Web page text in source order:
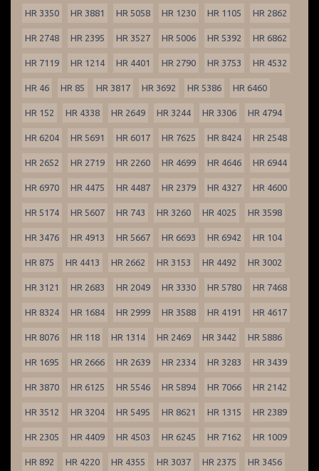
HR 3350 HR 3881 HR 5058 HR 1230 HR 1105 HR 2862
HR 2748 HR 2395 HR 3527 HR 5006 HR 5392 HR 6862
HR 7119 HR 1214 HR 4401 HR 2790 HR 3753 HR 4532
HR 46 HR 85 HR 3817 HR 3692 HR 5386 HR 6460
HR 152 HR 4338 HR 2649 HR 3244 HR 3306 HR 4794
HR 6204 HR 5691 HR 6017 HR 7625 HR 8424 HR 2548
HR 2652 HR 2719 HR 2260 HR 4699 HR 4646 HR 6944
HR 6970 HR 4475 HR 4487 HR 2379 HR 4327 HR 4600
HR 5174 HR 5607 HR 743 HR 3260 HR 4025 HR 3598
HR 3476 HR 4913 HR 5667 HR 6693 HR 6942 HR 104
HR 875 HR 4413 HR 2662 HR 3153 HR 4492 HR 3002
HR 3121 HR 2683 HR 2049 HR 3330 HR 5780 HR 7468
HR 8324 HR 1684 HR 2999 HR 3588 HR 4191 HR 4617
HR 8076 HR 118 HR 1314 HR 2469 HR 3442 HR 5886
HR 1695 HR 2666 HR 2639 HR 2334 HR 3283 HR 3439
HR 3870 HR 6125 HR 5546 HR 5894 HR 7066 HR 2142
HR 3512 HR 3204 HR 5495 HR 8621 HR 1315 HR 2389
HR 2305 HR 4409 HR 4503 HR 6245 HR 7162 HR 1009
HR 892 HR 4220 HR 4355 HR 3037 HR 2375 HR 3456